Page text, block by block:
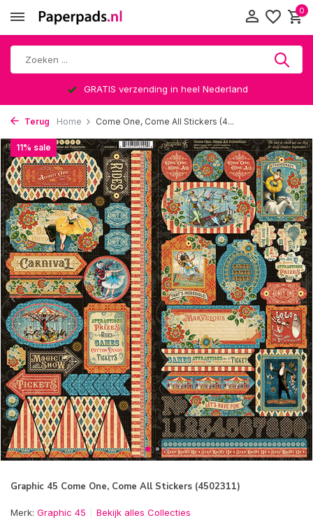
0
Altijd een leuke verrassing
Terug Home Come One, Come All Stickers (4...
Graphic 45 Come One, Come All Stickers (4502311)
11% sale
Merk: Graphic 45 Bekijk alles Collecties